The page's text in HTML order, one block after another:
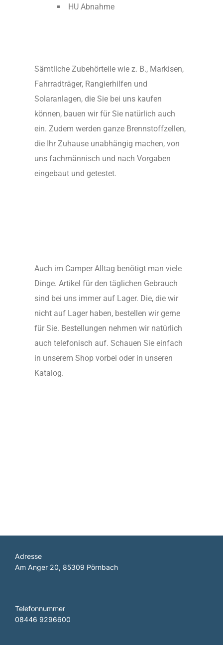
HU Abnahme
Sämtliche Zubehörteile wie z. B., Markisen,
Fahrradträger, Rangierhilfen und
Solaranlagen, die Sie bei uns kaufen
können, bauen wir für Sie natürlich auch
ein. Zudem werden ganze Brennstoffzellen,
die Ihr Zuhause unabhängig machen, von
uns fachmännisch und nach Vorgaben
eingebaut und getestet.
Auch im Camper Alltag benötigt man viele
Dinge. Artikel für den täglichen Gebrauch
sind bei uns immer auf Lager. Die, die wir
nicht auf Lager haben, bestellen wir gerne
für Sie. Bestellungen nehmen wir natürlich
auch telefonisch auf. Schauen Sie einfach
in unserem Shop vorbei oder in unseren
Katalog.
Adresse
Am Anger 20, 85309 Pörnbach
Telefonnummer
08446 9296600